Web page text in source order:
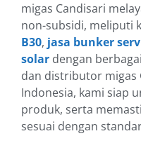
migas Candisari
non-subsidi, meliputi
B30, jasa bunker
solar dengan
dan distributor migas
Indonesia, kami siap
produk, serta
sesuai dengan